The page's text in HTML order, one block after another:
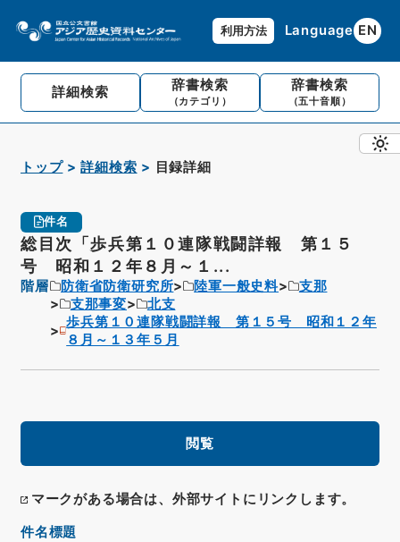
利用方法 Language EN
詳細検索 辞書検索
（カテゴリ）
辞書検索
（五十音順）
トップ 詳細検索 目録詳細
件名
総目次「歩兵第１０連隊戦闘詳報 第１５
号 昭和１２年８月～１...
階層 防衛省防衛研究所 陸軍一般史料
支那
支那事変
北支
歩兵第１０連隊戦闘詳報 第１５号 昭和１２年
８月～１３年５月
閲覧
マークがある場合は、外部サイトにリンクします。
件名標題